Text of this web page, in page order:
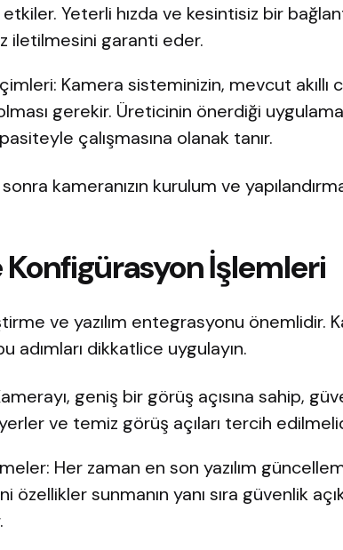
Yeterli hızda ve kesintisiz bir
iletilmesini garanti eder.
Kamera sisteminizin, mevcut akıllı
gerekir. Üreticinin önerdiği
çalışmasına olanak tanır.
kameranızın kurulum ve
İşlemleri
ve yazılım entegrasyonu önemlidir.
adımları dikkatlice uygulayın.
geniş bir görüş açısına sahip,
ve temiz görüş açıları tercih
Her zaman en son yazılım
sunmanın yanı sıra güvenlik